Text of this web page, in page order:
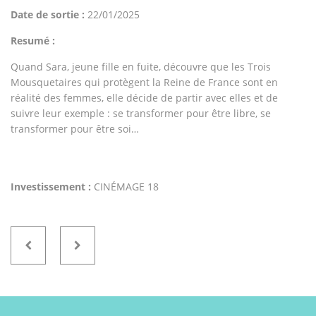
Date de sortie : 22/01/2025
Resumé :
Quand Sara, jeune fille en fuite, découvre que les Trois
Mousquetaires qui protègent la Reine de France sont en
réalité des femmes, elle décide de partir avec elles et de
suivre leur exemple : se transformer pour être libre, se
transformer pour être soi…
Investissement : CINÉMAGE 18